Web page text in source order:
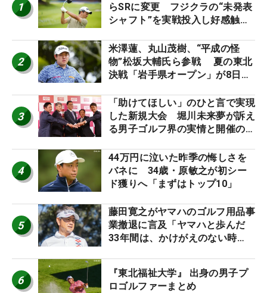
1
らSRに変更 フジクラの“未発表
シャフト”を実戦投入し好感触
ーのヒトネタ！】
2
米澤蓮、丸山茂樹、“平成の怪
物”松坂大輔氏ら参戦 夏の東北
決戦「岩手県オープン」が8日開
3
「助けてほしい」のひと言で実現
した新規大会 堀川未来夢が訴え
る男子ゴルフ界の実情と開催の舞
4
44万円に泣いた昨季の悔しさを
バネに 34歳・原敏之が初シー
ド獲りへ「まずはトップ10」
5
藤田寛之がヤマハのゴルフ用品事
業撤退に言及「ヤマハと歩んだ
33年間は、かけがえのない時
6
『東北福祉大学』 出身の男子プ
ロゴルファーまとめ